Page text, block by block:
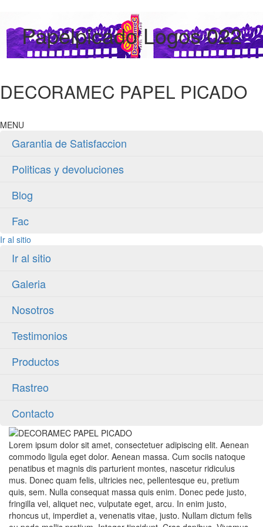
Papelpicado Logos 022
DECORAMEC PAPEL PICADO
MENU
Garantia de Satisfaccion
Politicas y devoluciones
Blog
Fac
Ir al sitio
Ir al sitio
Galeria
Nosotros
Testimonios
Productos
Rastreo
Contacto
Lorem ipsum dolor sit amet, consectetuer adipiscing elit. Aenean
commodo ligula eget dolor. Aenean massa. Cum sociis natoque
penatibus et magnis dis parturient montes, nascetur ridiculus
mus. Donec quam felis, ultricies nec, pellentesque eu, pretium
quis, sem. Nulla consequat massa quis enim. Donec pede justo,
fringilla vel, aliquet nec, vulputate eget, arcu. In enim justo,
rhoncus ut, imperdiet a, venenatis vitae, justo. Nullam dictum felis